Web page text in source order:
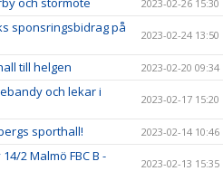
2023-02-26 15:30
sponsringsbidrag på
2023-02-24 13:50
till helgen 2023-02-20 09:34
och lekar i
2023-02-17 15:20
sporthall! 2023-02-14 10:46
2 Malmö FBC B -
2023-02-13 15:35